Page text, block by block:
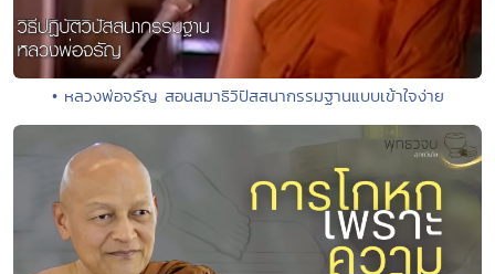
• หลวงพ่อจรัญ สอนสมาธิวิปัสสนากรรมฐานแบบเข้าใจง่าย